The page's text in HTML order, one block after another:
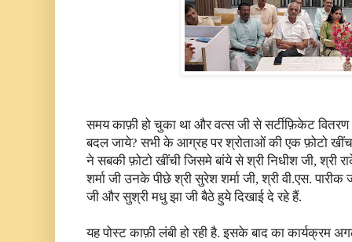
समय काफ़ी हो चुका था और वत्स जी से सर्टीफ़िकेट
बदल जाये? सभी के आग्रह पर श्रोताओं की एक फ़ोटो
ने सबकी फ़ोटो खींची जिसमे बांये से श्री निधीश जी, श्री
शर्मा जी उनके पीछे श्री सुरेश शर्मा जी, श्री वी.एस.
जी और सुश्री मधु झा जी बैठे हुये दिखाई दे रहे हैं.
यह पोस्ट काफ़ी लंबी हो रही है. इसके बाद का कार्यक्रम